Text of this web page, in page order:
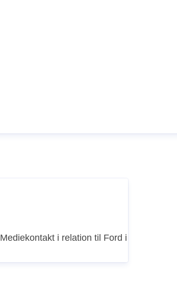
Mediekontakt i relation til Ford i